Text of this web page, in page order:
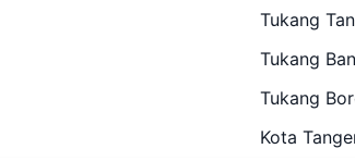
Tukang
Tukang
Tukang
Kota